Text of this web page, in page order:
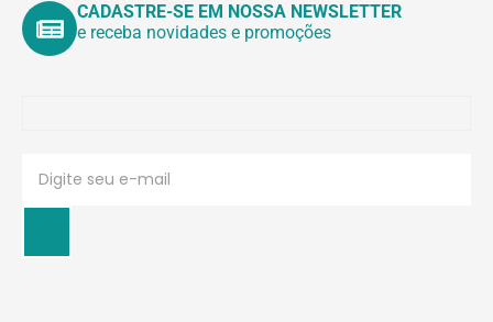
CADASTRE-SE EM NOSSA NEWSLETTER
e receba novidades e promoções